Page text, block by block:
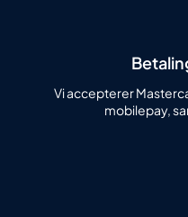
Vi accepterer
mobilepay,